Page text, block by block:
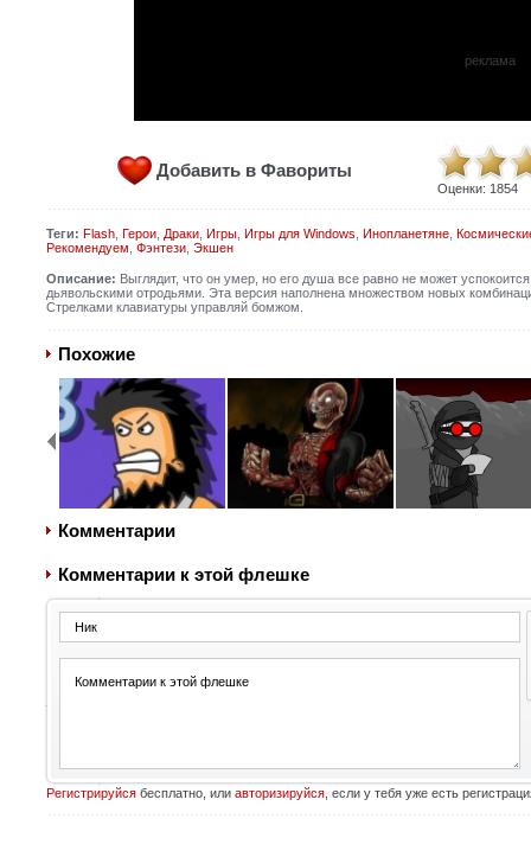
реклама
Добавить в Фавориты
Оценки: 1854
Теги: Flash, Герои, Драки, Игры, Игры для Windows Инопланетяне,
Рекомендуем Фэнтези, Экшен
Описание: Выглядит, что он умер, но его душа все равно не может
дьявольскими отродьями. Эта версия наполнена множеством новых
Стрелками клавиатуры управляй бомжом.
Похожие
Комментарии
Комментарии к этой флешке
Регистрируйсябесплатно, или авторизируйся, если у тебя уже есть